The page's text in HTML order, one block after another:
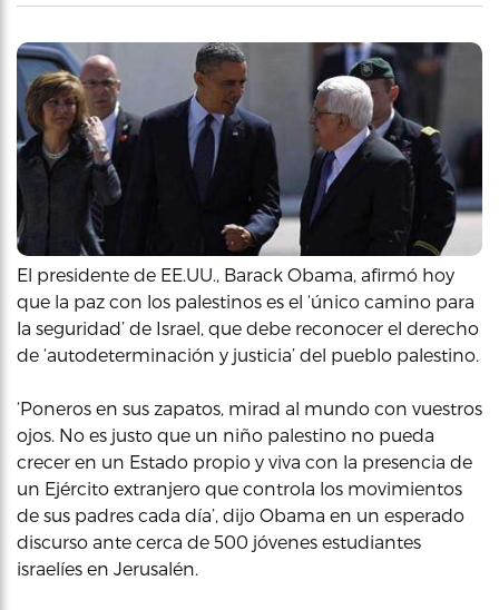
El presidente de EE.UU., Barack Obama, afirmó hoy
que la paz con los palestinos es el ‘único camino para
la seguridad’ de Israel, que debe reconocer el derecho
de ‘autodeterminación y justicia’ del pueblo palestino.
‘Poneros en sus zapatos, mirad al mundo con vuestros
ojos. No es justo que un niño palestino no pueda
crecer en un Estado propio y viva con la presencia de
un Ejército extranjero que controla los movimientos
de sus padres cada día’, dijo Obama en un esperado
discurso ante cerca de 500 jóvenes estudiantes
israelíes en Jerusalén.